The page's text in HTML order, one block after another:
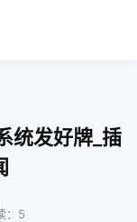
统发好牌_插
：5